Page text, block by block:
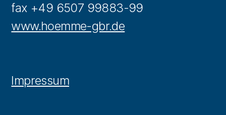
fax +49 6507 99883-99
www.hoemme-gbr.de
Impressum